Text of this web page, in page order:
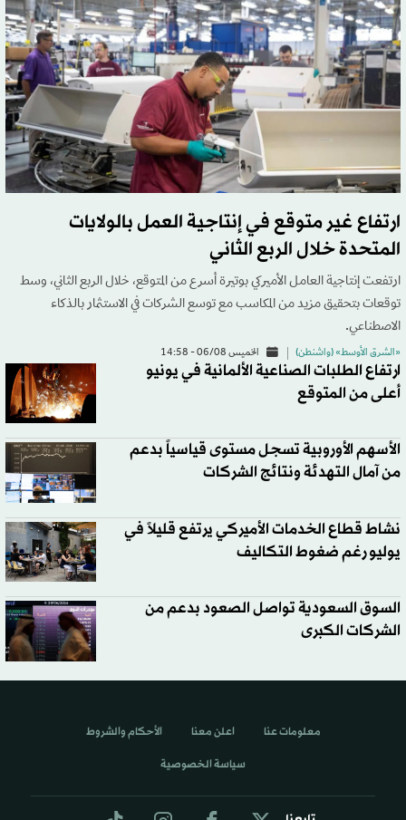
ارتفاع غير متوقع في إنتاجية العمل بالولايات
المتحدة خلال الربع الثاني
ارتفعت إنتاجية العامل الأميركي بوتيرة أسرع من المتوقع، خلال الربع الثاني، وسط
توقعات بتحقيق مزيد من المكاسب مع توسع الشركات في الاستثمار بالذكاء
الاصطناعي.
«الشرق الأوسط» (واشنطن) الخميس 06/08 - 14:58
ارتفاع الطلبات الصناعية الألمانية في يونيو
أعلى من المتوقع
الأسهم الأوروبية تسجل مستوى قياسياً بدعم
من آمال التهدئة ونتائج الشركات
نشاط قطاع الخدمات الأميركي يرتفع قليلاً في
يوليو رغم ضغوط التكاليف
السوق السعودية تواصل الصعود بدعم من
الشركات الكبرى
معلومات عنا اعلن معنا الأحكام والشروط
سياسة الخصوصية